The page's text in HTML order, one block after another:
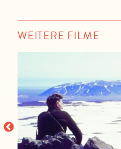
WEITERE FILME